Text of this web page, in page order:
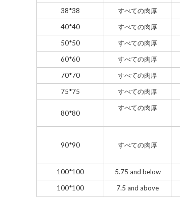
38*38
すべての肉厚
40*40
すべての肉厚
50*50
すべての肉厚
60*60
すべての肉厚
70*70
すべての肉厚
75*75
すべての肉厚
80*80
すべての肉厚
90*90 すべての肉厚
100*100 5.75 and below
100*100
7.5 and above